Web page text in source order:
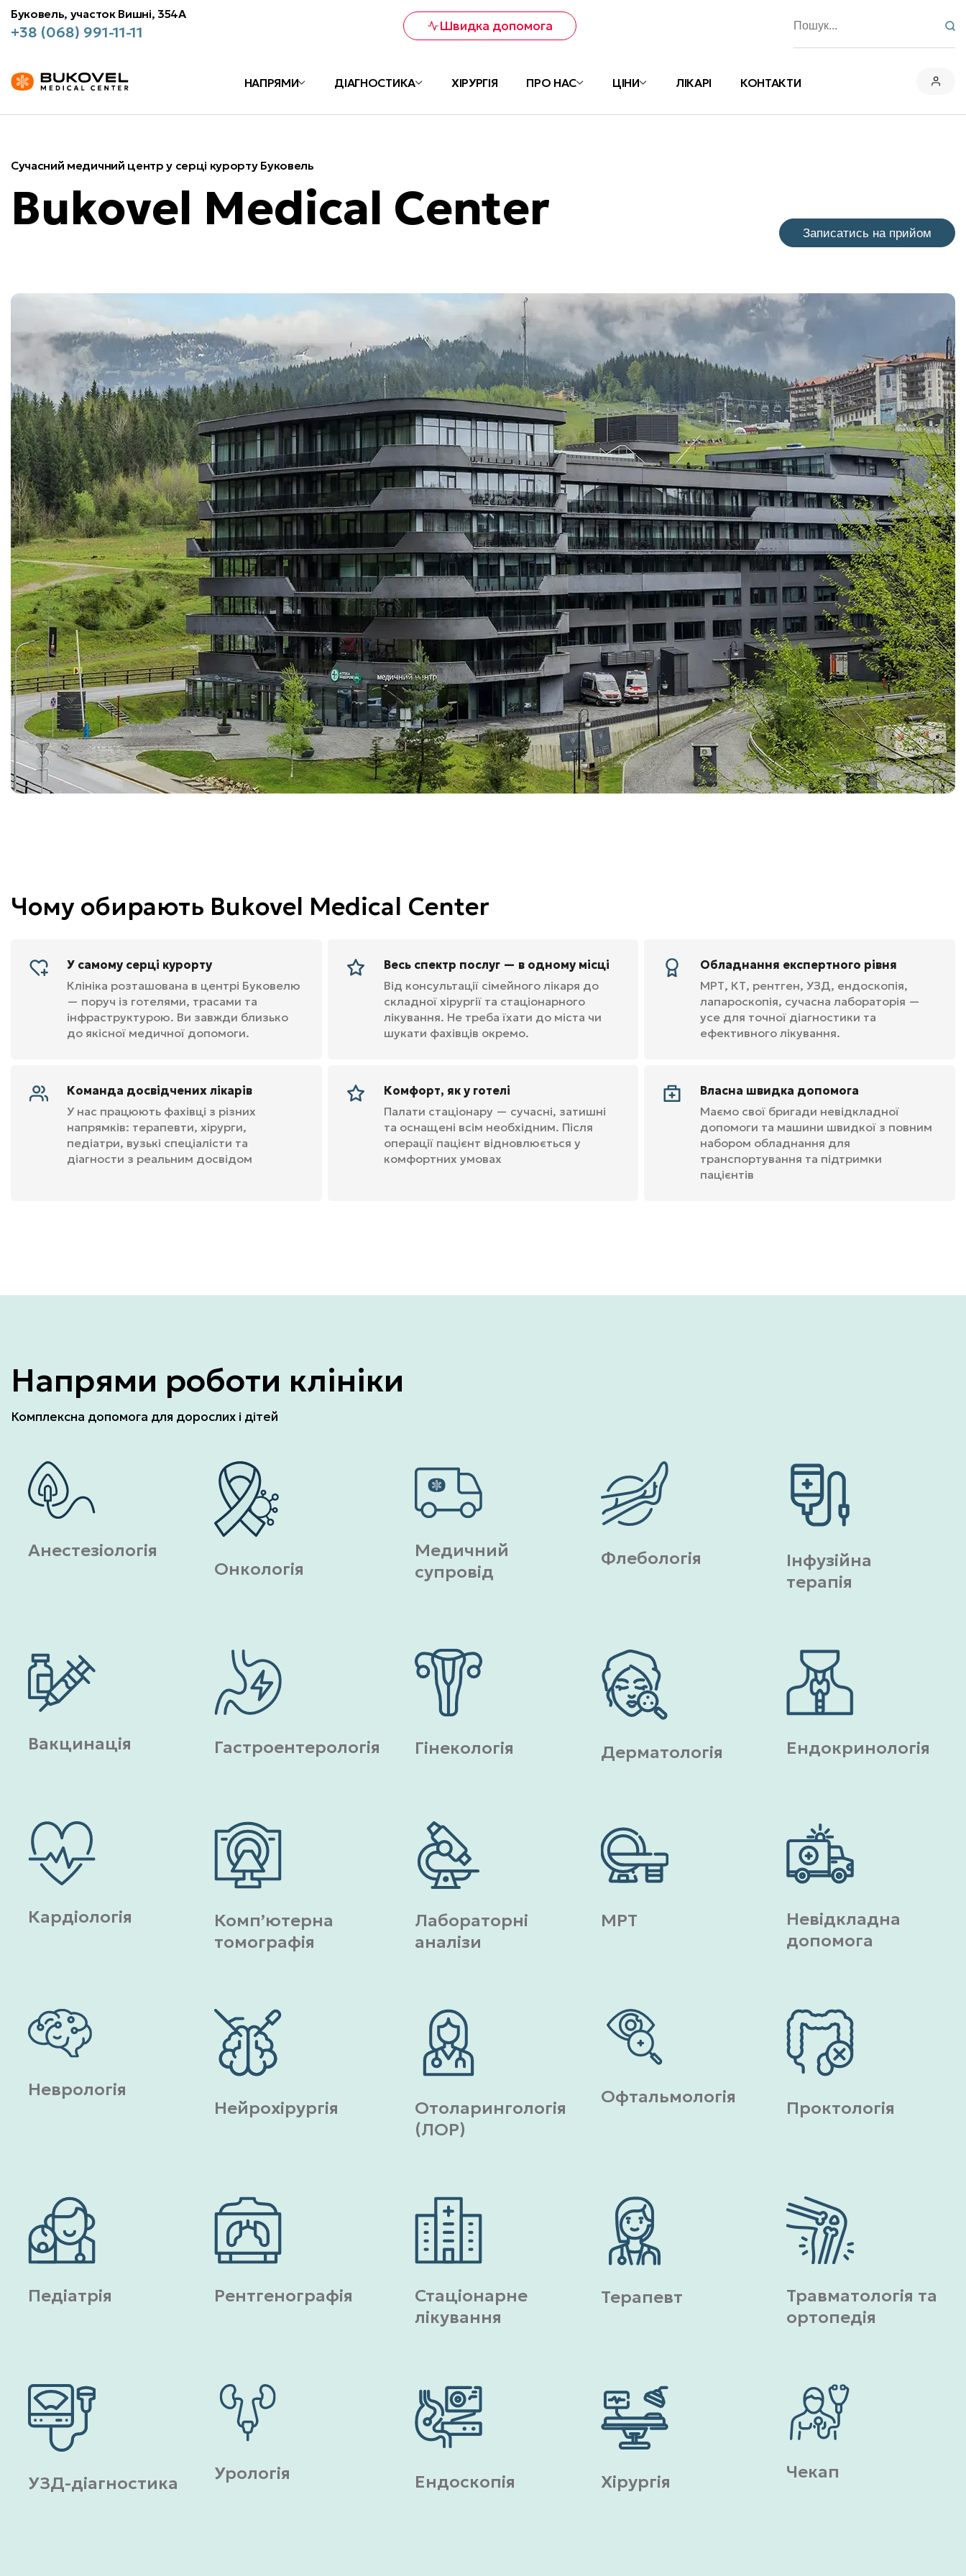
Буковель, участок Вишні, 354А
+38 (068) 991-11-11 Швидка допомога
НАПРЯМИ ДІАГНОСТИКА ХІРУРГІЯ ПРО НАС ЦІНИ ЛІКАРІ КОНТАКТИ
Сучасний медичний центр у серці курорту Буковель
Bukovel Medical Center Записатись на прийом
Чому обирають Bukovel Medical Center
У самому серці курорту
Клініка розташована в центрі Буковелю
— поруч із готелями, трасами та
інфраструктурою. Ви завжди близько
до якісної медичної допомоги.
Весь спектр послуг — в одному місці
Від консультації сімейного лікаря до
складної хірургії та стаціонарного
лікування. Не треба їхати до міста чи
шукати фахівців окремо.
Обладнання експертного рівня
МРТ, КТ, рентген, УЗД, ендоскопія,
лапароскопія, сучасна лабораторія —
усе для точної діагностики та
ефективного лікування.
Команда досвідчених лікарів
У нас працюють фахівці з різних
напрямків: терапевти, хірурги,
педіатри, вузькі спеціалісти та
діагности з реальним досвідом
Комфорт, як у готелі
Палати стаціонару — сучасні, затишні
та оснащені всім необхідним. Після
операції пацієнт відновлюється у
комфортних умовах
Власна швидка допомога
Маємо свої бригади невідкладної
допомоги та машини швидкої з повним
набором обладнання для
транспортування та підтримки
пацієнтів
Напрями роботи клініки
Комплексна допомога для дорослих і дітей
Анестезіологія
Онкологія
Медичний
супровід
Флебологія
Інфузійна
терапія
Вакцинація Гастроентерологія Гінекологія Дерматологія Ендокринологія
Кардіологія
Комп’ютерна
томографія
Лабораторні
аналізи
МРТ
Невідкладна
допомога
Неврологія
Нейрохірургія
Отоларингологія
(ЛОР)
Офтальмологія
Проктологія
Педіатрія Рентгенографія
Стаціонарне
лікування
Терапевт
Травматологія та
ортопедія
УЗД-діагностика Урологія Ендоскопія Хірургія Чекап